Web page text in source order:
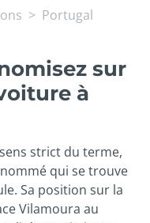
Portugal
sur
à
strict du terme,
qui se trouve
Sa position sur la
Vilamoura au